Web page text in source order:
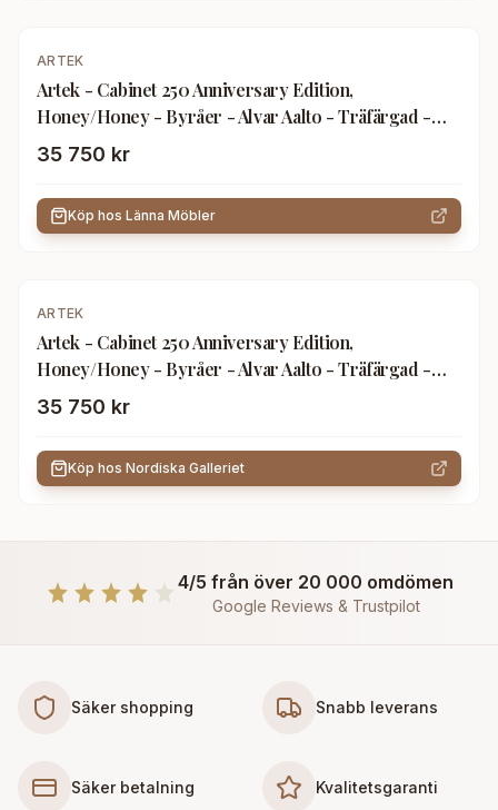
ARTEK
Artek - Cabinet 250 Anniversary Edition,
Honey/Honey - Byråer - Alvar Aalto - Träfärgad -
Trä
35 750 kr
Köp hos Länna Möbler
ARTEK
Artek - Cabinet 250 Anniversary Edition,
Honey/Honey - Byråer - Alvar Aalto - Träfärgad -
Trä
35 750 kr
Köp hos Nordiska Galleriet
4/5 från över 20 000 omdömen
Google Reviews & Trustpilot
Säker shopping Snabb leverans
Säker betalning Kvalitetsgaranti